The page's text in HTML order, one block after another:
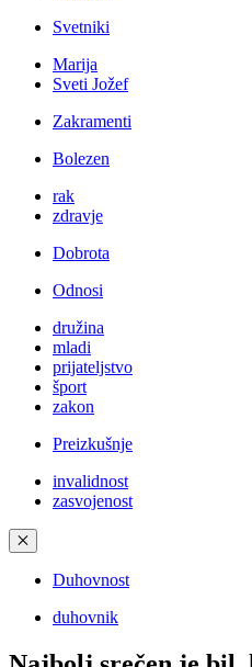
Svetniki
Marija
Sveti Jožef
Zakramenti
Bolezen
rak
zdravje
Dobrota
Odnosi
družina
mladi
prijateljstvo
šport
zakon
Preizkušnje
invalidnost
zasvojenost
✕
Duhovnost
duhovnik